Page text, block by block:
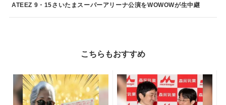
ATEEZ 9・15さいたまスーパーアリーナ公演をWOWOWが生中継
こちらもおすすめ